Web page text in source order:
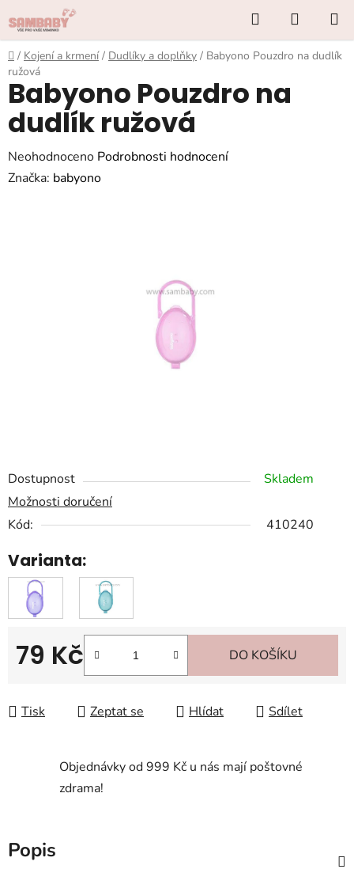
na
obsah
Hledat
KOŠÍK
Domů
/ Kojení a krmení / Dudlíky a doplňky / Babyono Pouzdro na dudlík
ružová
Dostupnost
Skladem
Možnosti doručení
Kód:
410240
Varianta:
79 Kč DO KOŠÍKU
Tisk Zeptat se Hlídat Sdílet
Babyono Pouzdro na
dudlík ružová
Průměrné
hodnocení
Neohodnoceno Podrobnosti hodnocení
Značka: babyono
Objednávky od 999 Kč u nás mají poštovné
zdrama!
Popis